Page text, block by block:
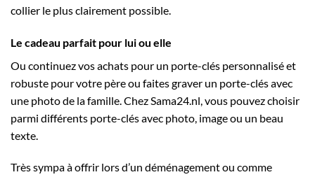
collier le plus clairement possible.
Le cadeau parfait pour lui ou elle
Ou continuez vos achats pour un porte-clés personnalisé et
robuste pour votre père ou faites graver un porte-clés avec
une photo de la famille. Chez Sama24.nl, vous pouvez choisir
parmi différents porte-clés avec photo, image ou un beau
texte.
Très sympa à offrir lors d’un déménagement ou comme